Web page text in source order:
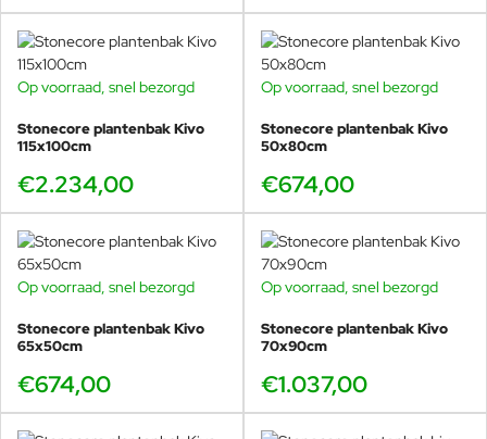
Op voorraad, snel bezorgd
Stonecore plantenbak Kivo
115x100cm
€2.234,00
Op voorraad, snel bezorgd
Stonecore plantenbak Kivo
50x80cm
€674,00
Op voorraad, snel bezorgd
Stonecore plantenbak Kivo
65x50cm
€674,00
Op voorraad, snel bezorgd
Stonecore plantenbak Kivo
70x90cm
€1.037,00